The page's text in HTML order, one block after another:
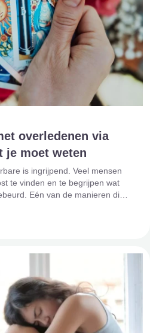
overledenen via
je moet weten
is ingrijpend. Veel mensen
te vinden en te begrijpen wat
Eén van de manieren die